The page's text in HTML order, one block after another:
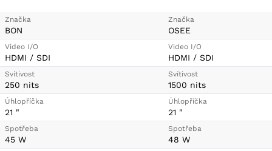
Spotřeba
energie
46 W
Obsah balení
Mega 22S, pěnová vložka pro kufr
Pelican 1600, sluneční clona, držák
baterie (V-mount), adaptér na stativ
C-stand, montážní deska („cheese
plate“)
Značka
BON
Video I/O
HDMI / SDI
Svítivost
250 nits
Úhlopříčka
21 "
Spotřeba
45 W
Značka
OSEE
Video I/O
HDMI / SDI
Svítivost
1500 nits
Úhlopříčka
21 "
Spotřeba
48 W